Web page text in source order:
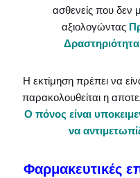
ασθενείς που δεν
αξιολογώντας
Η εκτίμηση πρέπει να
παρακολουθείται η
Ο πόνος είναι
να
Φαρμακευτικές